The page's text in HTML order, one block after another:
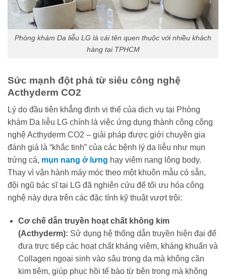
Phòng khám Da liễu LG là cái tên quen thuộc với nhiều khách
hàng tại TPHCM
Sức mạnh đột phá từ siêu công nghệ
Acthyderm CO2
Lý do đầu tiên khẳng định vị thế của dịch vụ tại Phòng
khám Da liễu LG chính là việc ứng dụng thành công công
nghệ Acthyderm CO2 – giải pháp được giới chuyên gia
đánh giá là “khắc tinh” của các bệnh lý da liễu như mụn
trứng cá, mụn nang ở lưng hay viêm nang lông body.
Thay vì vận hành máy móc theo một khuôn mẫu có sẵn,
đội ngũ bác sĩ tại LG đã nghiên cứu để tối ưu hóa công
nghệ này dựa trên các đặc tính kỹ thuật vượt trội:
Cơ chế dẫn truyền hoạt chất không kim
(Acthyderm): Sử dụng hệ thống dẫn truyền hiện đại để
đưa trực tiếp các hoạt chất kháng viêm, kháng khuẩn và
Collagen ngoại sinh vào sâu trong da mà không cần
kim tiêm, giúp phục hồi tế bào từ bên trong mà không